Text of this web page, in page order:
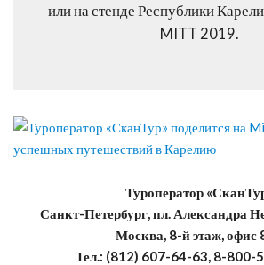
или на стенде Республики
MITT 2019.
Туроператор
Санкт-Петербург, пл. Александра
Москва, 8-й этаж, офис
Тел.: (812) 607-64-63, 8-800-